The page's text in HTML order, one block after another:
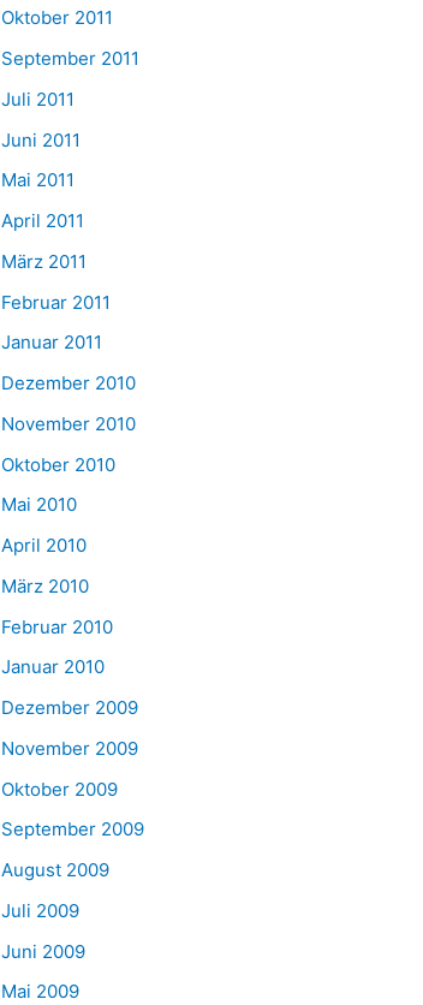
Oktober 2011
September 2011
Juli 2011
Juni 2011
Mai 2011
April 2011
März 2011
Februar 2011
Januar 2011
Dezember 2010
November 2010
Oktober 2010
Mai 2010
April 2010
März 2010
Februar 2010
Januar 2010
Dezember 2009
November 2009
Oktober 2009
September 2009
August 2009
Juli 2009
Juni 2009
Mai 2009